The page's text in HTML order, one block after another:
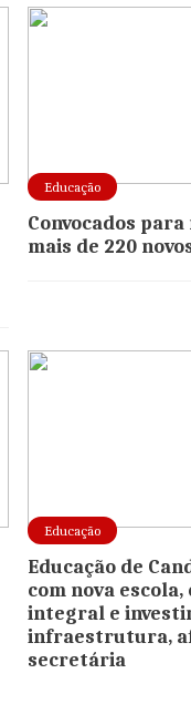
Educação
Convocados
mais de 220
Educação
Educação de
com nova escola,
integral e
infraestrutura,
secretária